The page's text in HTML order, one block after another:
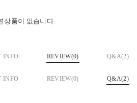
상품이 없습니다.
INFO REVIEW(0) Q&A(2)
INFO REVIEW(0) Q&A(2)